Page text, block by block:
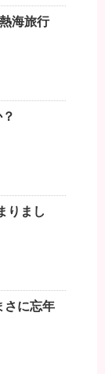
海旅行
りまし
さに忘年